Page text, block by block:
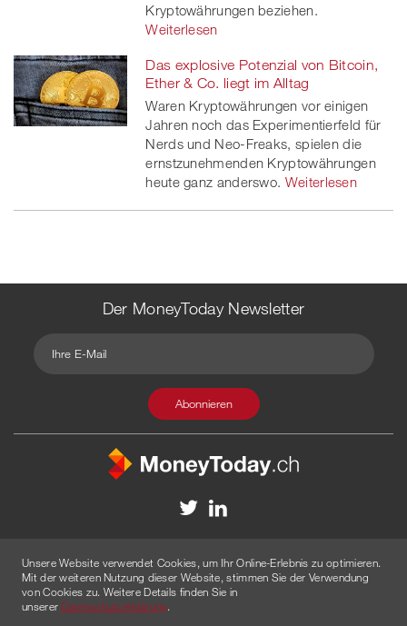
Kryptowährungen beziehen.
Weiterlesen
Das explosive Potenzial von Bitcoin,
Ether & Co. liegt im Alltag
Waren Kryptowährungen vor einigen
Jahren noch das Experimentierfeld für
Nerds und Neo-Freaks, spielen die
ernstzunehmenden Kryptowährungen
heute ganz anderswo. Weiterlesen
Der MoneyToday Newsletter
Disclaimer
Werbung
© 2026 Created byAGENTUR AM WASSER
Unsere Website verwendet Cookies, um Ihr Online-Erlebnis zu optimieren.
Mit der weiteren Nutzung dieser Website, stimmen Sie der Verwendung
von Cookies zu. Weitere Details finden Sie in
unserer Datenschutzerklärung.